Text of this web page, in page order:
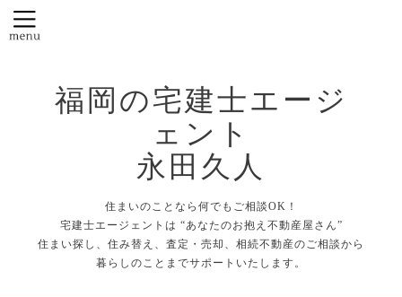
福岡の宅建士エージ
ェント
永田久人
住まいのことなら何でもご相談OK！
宅建士エージェントは “あなたのお抱え不動産屋さん”
住まい探し、住み替え、査定・売却、相続不動産のご相談から
暮らしのことまでサポートいたします。